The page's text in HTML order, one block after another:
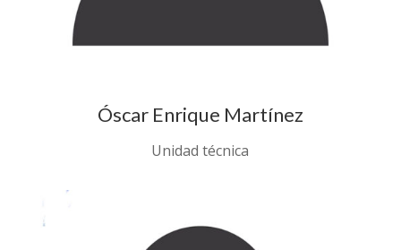
Óscar Enrique Martínez
Unidad técnica